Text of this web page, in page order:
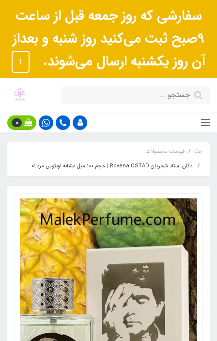
سفارشی که روز جمعه قبل از ساعت
9صبح ثبت می‌کنید روز شنبه و بعداز
آن روز یکشنبه ارسال می‌شوند.
ا
0
خانه
فهرست محصولات
ادکلن استاد شجریان Rovena OSTAD | حجم 100 میل مشابه اونتوس مردانه